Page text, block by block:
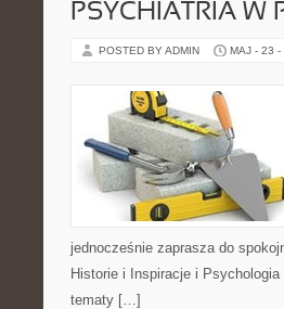
PSYCHIATRIA W
POSTED BY ADMIN MAJ - 23 -
jednocześnie zaprasza do
Historie i Inspiracje i
tematy […]